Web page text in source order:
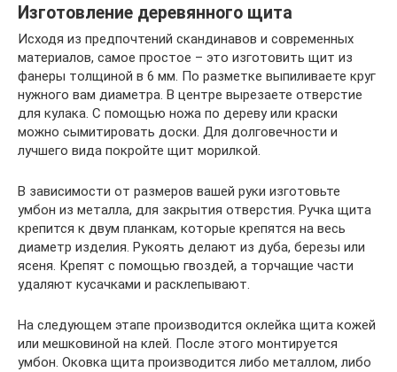
Изготовление деревянного щита
Исходя из предпочтений скандинавов и современных
материалов, самое простое – это изготовить щит из
фанеры толщиной в 6 мм. По разметке выпиливаете круг
нужного вам диаметра. В центре вырезаете отверстие
для кулака. С помощью ножа по дереву или краски
можно сымитировать доски. Для долговечности и
лучшего вида покройте щит морилкой.
В зависимости от размеров вашей руки изготовьте
умбон из металла, для закрытия отверстия. Ручка щита
крепится к двум планкам, которые крепятся на весь
диаметр изделия. Рукоять делают из дуба, березы или
ясеня. Крепят с помощью гвоздей, а торчащие части
удаляют кусачками и расклепывают.
На следующем этапе производится оклейка щита кожей
или мешковиной на клей. После этого монтируется
умбон. Оковка щита производится либо металлом, либо